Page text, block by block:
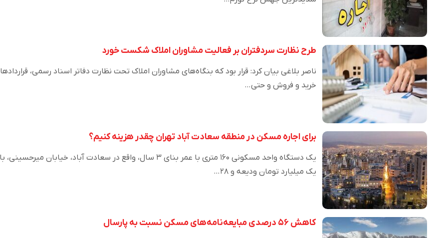
طرح نظارت سردفتران بر فعالیت مشاوران املاک شکست خورد
ناصر بلاغی بیان کرد: قرار بود که بنگاه‌های مشاوران املاک تحت نظارت دفاتر اسناد رسمی،
خرید و فروش و حتی…
برای اجاره مسکن در منطقه سعادت آباد تهران چقدر هزینه کنیم؟
یک دستگاه واحد مسکونی ۱۶۰ متری با عمر بنای ۳ سال، واقع در سعادت آباد، خیابان میرحسینی،
یک میلیارد تومان ودیعه و ۲۸…
کاهش ۵۶ درصدی مبایعه‌نامه‌های مسکن نسبت به پارسال